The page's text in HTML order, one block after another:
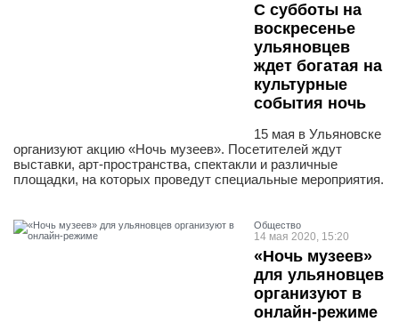
С субботы на
воскресенье
ульяновцев
ждет богатая на
культурные
события ночь
15 мая в Ульяновске
организуют акцию «Ночь музеев». Посетителей ждут
выставки, арт-пространства, спектакли и различные
площадки, на которых проведут специальные мероприятия.
Общество
14 мая 2020, 15:20
«Ночь музеев»
для ульяновцев
организуют в
онлайн-режиме